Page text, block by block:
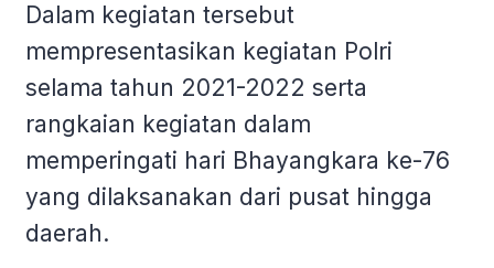
Dalam kegiatan tersebut
mempresentasikan kegiatan Polri
selama tahun 2021-2022 serta
rangkaian kegiatan dalam
memperingati hari Bhayangkara ke-76
yang dilaksanakan dari pusat hingga
daerah.